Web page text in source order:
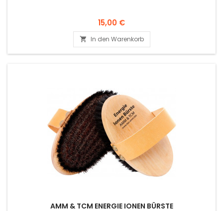
Preis
15,00 €
 In den Warenkorb
AMM & TCM ENERGIE IONEN BÜRSTE